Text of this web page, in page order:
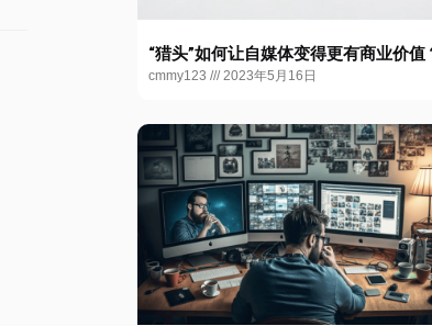
“猎头”如何让自媒体变得更有商业价值
cmmy123 2023年5月16日